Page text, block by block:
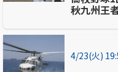
秋九州王
4/23(火)